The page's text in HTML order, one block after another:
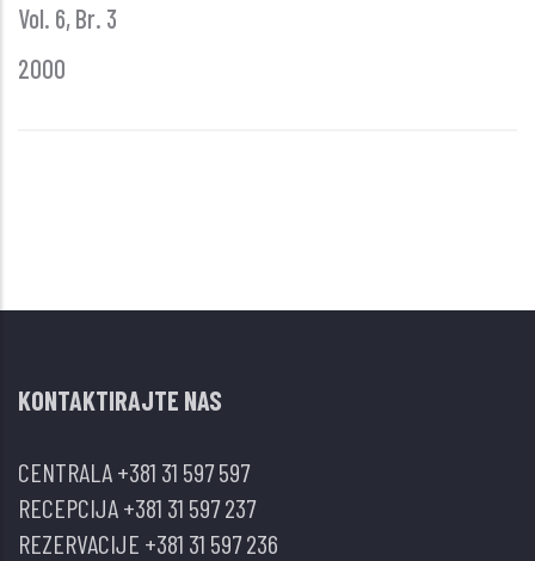
Vol. 6, Br. 3
2000
KONTAKTIRAJTE NAS
CENTRALA+381 31 597 597
RECEPCIJA+381 31 597 237
REZERVACIJE +381 31 597 236